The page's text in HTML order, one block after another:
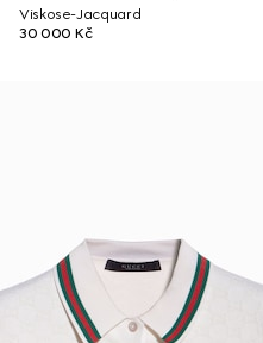
Viskose-Jacquard
30 000 Kč